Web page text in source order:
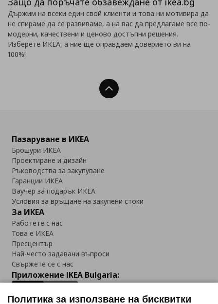
Държим на всеки един свой клиенти и това ни мотивира да
не спираме да се развиваме, а на вас да предлагаме все по-
модерни, качествени и ценово достъпни решения.
Изберете ИКЕА, а ние ще оправдаем доверието ви на
100%!
Нагоре
Пазаруване в ИКЕА
Брошури ИКЕА
Проектиране и дизайн
Ръководства за закупуване
Гаранции ИКЕА
Ваучер за подарък ИКЕА
Условия за връщане на закупени стоки
За ИКЕА
Работете с нас
Това е ИКЕА
Пресцентър
Най-често задавани въпроси
Свържете се с нас
Приложение IKEA Bulgaria:
Политика за използване на бисквитки